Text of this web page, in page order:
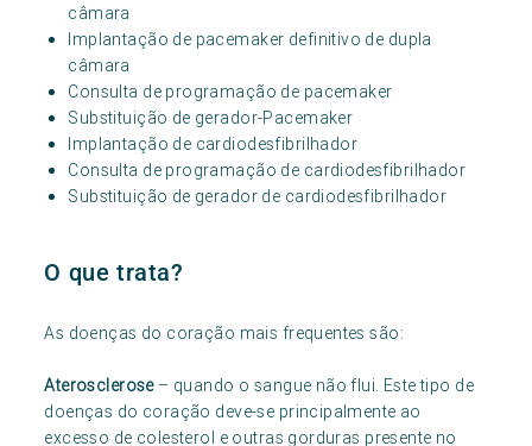
câmara
Implantação de pacemaker definitivo de dupla
câmara
Consulta de programação de pacemaker
Substituição de gerador-Pacemaker
Implantação de cardiodesfibrilhador
Consulta de programação de cardiodesfibrilhador
Substituição de gerador de cardiodesfibrilhador
O que trata?
As doenças do coração mais frequentes são:
Aterosclerose– quando o sangue não flui. Este tipo de
doenças do coração deve-se principalmente ao
excesso de colesterol e outras gorduras presente no